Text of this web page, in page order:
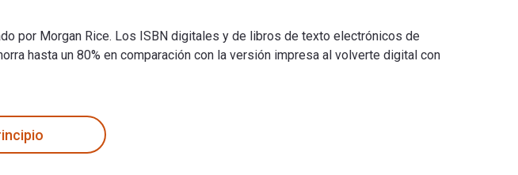
Morgan Rice. Los ISBN digitales y de libros de texto electrónicos de
hasta un 80% en comparación con la versión impresa al volverte digital con